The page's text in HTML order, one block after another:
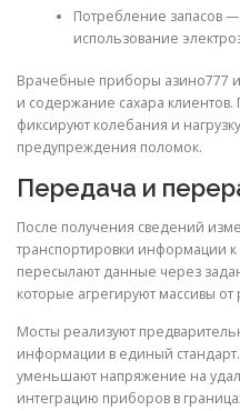
Потребление запасов
использование
Врачебные приборы азино777
и содержание сахара
фиксируют колебания и
предупреждения поломок.
Передача и
После получения сведений
транспортировки информации
пересылают данные через
которые агрегируют массивы
Мосты реализуют
информации в единый
уменьшают напряжение на
интеграцию приборов в